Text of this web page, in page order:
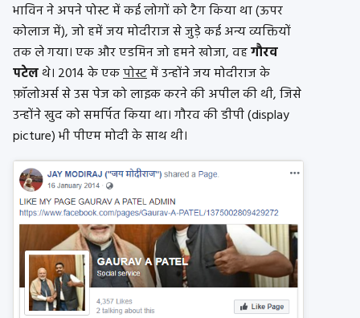
भाविन ने अपने पोस्ट में कई लोगों को टैग किया था (ऊपर
कोलाज में), जो हमें जय मोदीराज से जुड़े कई अन्य व्यक्तियों
तक ले गया। एक और एडमिन जो हमने खोजा, वहगौरव
पटेलथे। 2014 के एकपोस्टमें उन्होंने जय मोदीराज के
फ़ॉलोअर्स से उस पेज को लाइक करने की अपील की थी, जिसे
उन्होंने खुद को समर्पित किया था। गौरव की डीपी (display
picture) भी पीएम मोदी के साथ थी।